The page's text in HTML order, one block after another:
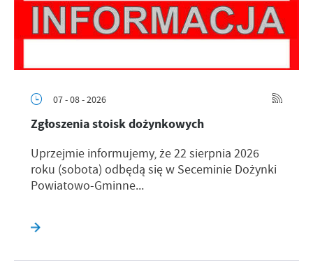
07 - 08 - 2026
Zgłoszenia stoisk dożynkowych
Uprzejmie informujemy, że 22 sierpnia 2026
roku (sobota) odbędą się w Seceminie Dożynki
Powiatowo-Gminne...